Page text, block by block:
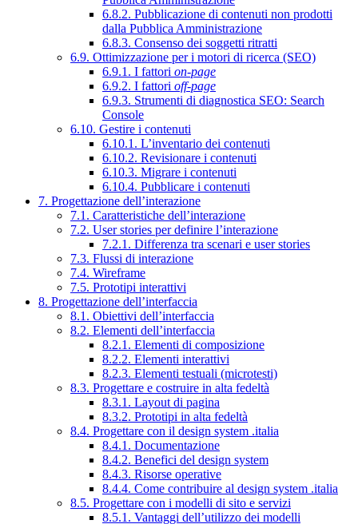
6.8.2. Pubblicazione di contenuti non prodotti
dalla Pubblica Amministrazione
6.8.3. Consenso dei soggetti ritratti
6.9. Ottimizzazione per i motori di ricerca (SEO)
6.9.1. I fattori on-page
6.9.2. I fattori off-page
6.9.3. Strumenti di diagnostica SEO: Search
Console
6.10. Gestire i contenuti
6.10.1. L’inventario dei contenuti
6.10.2. Revisionare i contenuti
6.10.3. Migrare i contenuti
6.10.4. Pubblicare i contenuti
7. Progettazione dell’interazione
7.1. Caratteristiche dell’interazione
7.2. User stories per definire l’interazione
7.2.1. Differenza tra scenari e user stories
7.3. Flussi di interazione
7.4. Wireframe
7.5. Prototipi interattivi
8. Progettazione dell’interfaccia
8.1. Obiettivi dell’interfaccia
8.2. Elementi dell’interfaccia
8.2.1. Elementi di composizione
8.2.2. Elementi interattivi
8.2.3. Elementi testuali (microtesti)
8.3. Progettare e costruire in alta fedeltà
8.3.1. Layout di pagina
8.3.2. Prototipi in alta fedeltà
8.4. Progettare con il design system .italia
8.4.1. Documentazione
8.4.2. Benefici del design system
8.4.3. Risorse operative
8.4.4. Come contribuire al design system .italia
8.5. Progettare con i modelli di sito e servizi
8.5.1. Vantaggi dell’utilizzo dei modelli